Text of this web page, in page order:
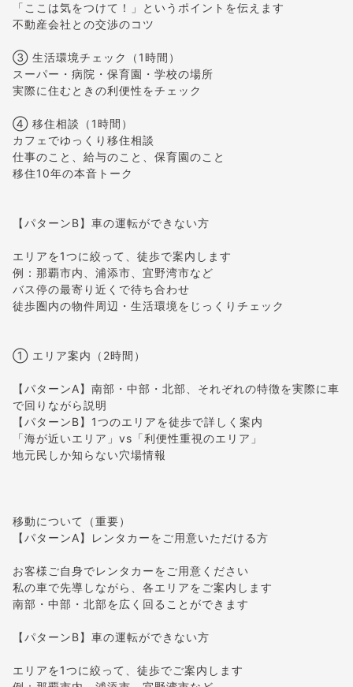
「ここは気をつけて！」というポイントを伝えます
不動産会社との交渉のコツ
③ 生活環境チェック（1時間）
スーパー・病院・保育園・学校の場所
実際に住むときの利便性をチェック
④ 移住相談（1時間）
カフェでゆっくり移住相談
仕事のこと、給与のこと、保育園のこと
移住10年の本音トーク
【パターンB】車の運転ができない方
エリアを1つに絞って、徒歩で案内します
例：那覇市内、浦添市、宜野湾市など
バス停の最寄り近くで待ち合わせ
徒歩圏内の物件周辺・生活環境をじっくりチェック
① エリア案内（2時間）
【パターンA】南部・中部・北部、それぞれの特徴を実際に車
で回りながら説明
【パターンB】1つのエリアを徒歩で詳しく案内
「海が近いエリア」vs「利便性重視のエリア」
地元民しか知らない穴場情報
移動について（重要）
【パターンA】レンタカーをご用意いただける方
お客様ご自身でレンタカーをご用意ください
私の車で先導しながら、各エリアをご案内します
南部・中部・北部を広く回ることができます
【パターンB】車の運転ができない方
エリアを1つに絞って、徒歩でご案内します